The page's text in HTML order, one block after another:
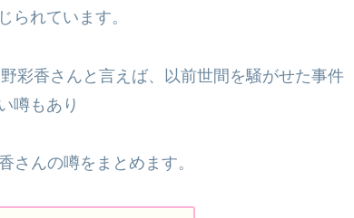
られています。
彩香さんと言えば、以前世間を騒がせた事件
噂もあり
さんの噂をまとめます。